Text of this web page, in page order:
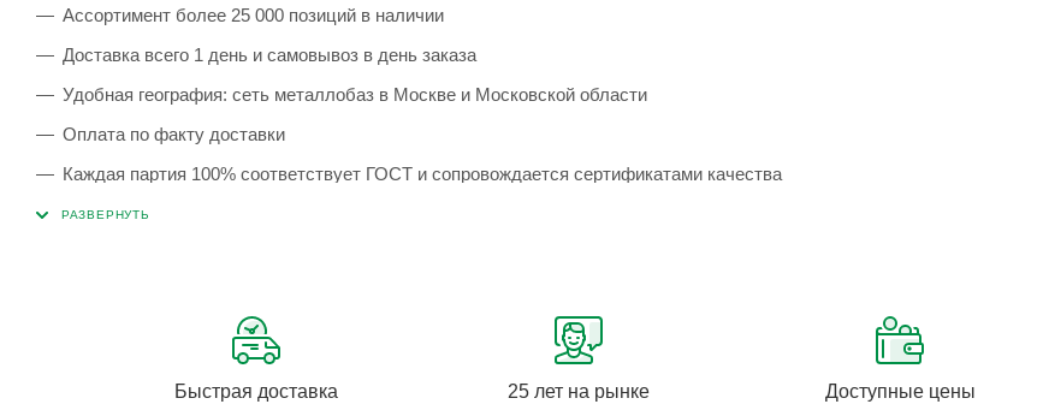
Ассортимент более 25 000 позиций в наличии
Доставка всего 1 день и самовывоз в день заказа
Удобная география: сеть металлобаз в Москве и Московской области
Оплата по факту доставки
Каждая партия 100% соответствует ГОСТ и сопровождается сертификатами качества
Сервисные услуги: резка, гибка, металлообработка
Быстрая доставка 25 лет на рынке Доступные цены